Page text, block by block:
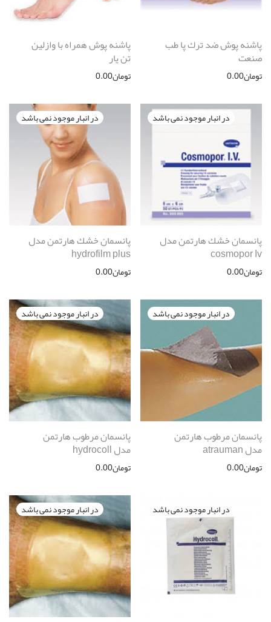
پاشنه پوش ضد ترك پا طب
صنعت
تومان0.00
پاشنه پوش همراه با وازلین
تن یار
تومان0.00
پانسمان خشك هارتمن مدل
cosmopor Iv
تومان0.00
پانسمان خشك هارتمن مدل
hydrofilm plus
تومان0.00
پانسمان مرطوب هارتمن
مدل atrauman
تومان0.00
پانسمان مرطوب هارتمن
مدل hydrocoll
تومان0.00